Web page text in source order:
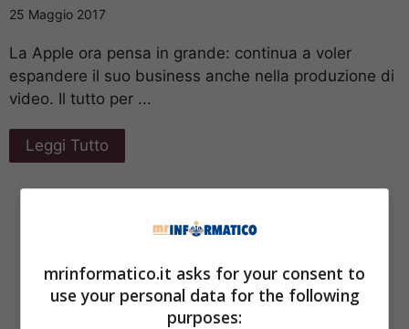
25 Maggio 2017
La Apple ora pensa in grande: continua a voler
espandere il suo business anche nella produzione di
video. Il tutto per ...
Leggi Tutto
mrinformatico.it asks for your consent to
use your personal data for the following
purposes: